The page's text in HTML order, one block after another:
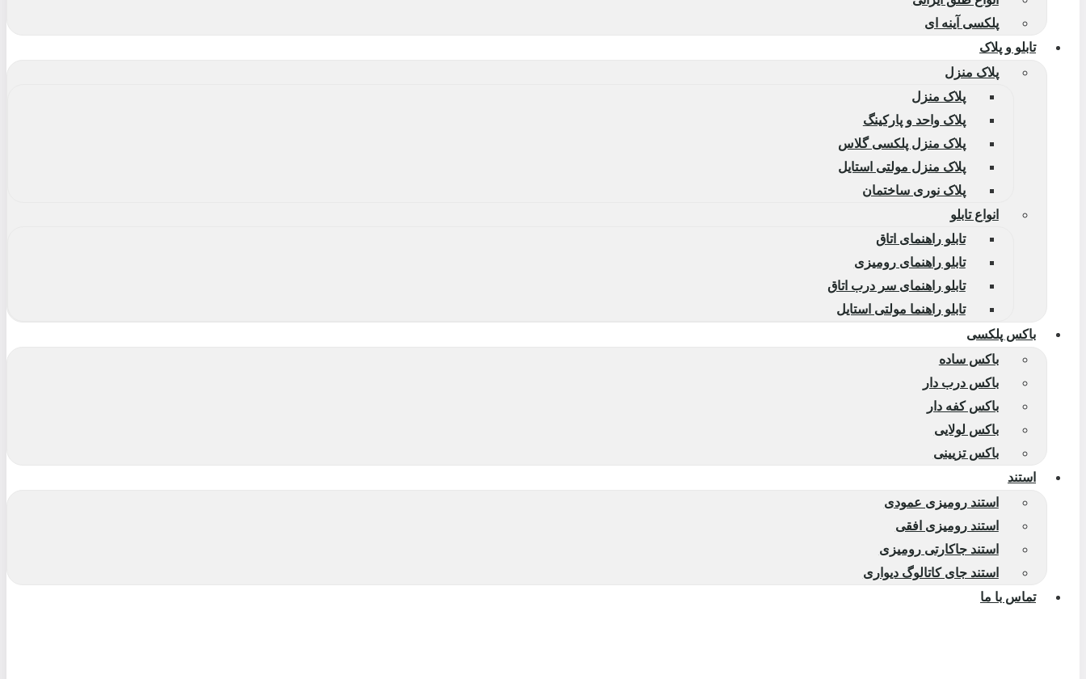
پلکسی آینه ای
تابلو و پلاک
پلاک منزل
پلاک منزل
پلاک واحد و پارکینگ
پلاک منزل پلکسی گلاس
پلاک منزل مولتی استایل
پلاک نوری ساختمان
انواع تابلو
تابلو راهنمای اتاق
تابلو راهنمای رومیزی
تابلو راهنمای سر درب اتاق
تابلو راهنما مولتی استایل
باکس پلکسی
باکس ساده
باکس درب دار
باکس کفه دار
باکس لولایی
باکس تزیینی
استند
استند رومیزی عمودی
استند رومیزی افقی
استند جاکارتی رومیزی
استند جای کاتالوگ دیواری
تماس با ما